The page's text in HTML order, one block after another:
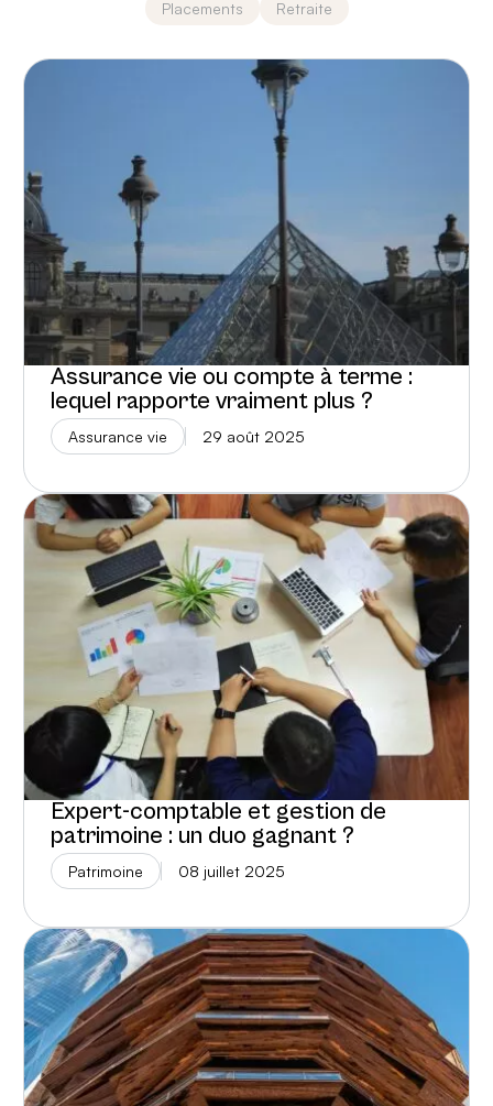
Placements
Retraite
Assurance vie ou compte à terme :
lequel rapporte vraiment plus ?
Assurance vie 29 août 2025
Expert-comptable et gestion de
patrimoine : un duo gagnant ?
Patrimoine 08 juillet 2025